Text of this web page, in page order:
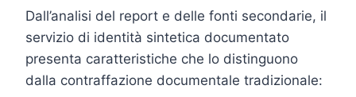
Dall’analisi del report e delle fonti secondarie, il
servizio di identità sintetica documentato
presenta caratteristiche che lo distinguono
dalla contraffazione documentale tradizionale: